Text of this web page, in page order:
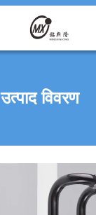
उत्पाद विवरण